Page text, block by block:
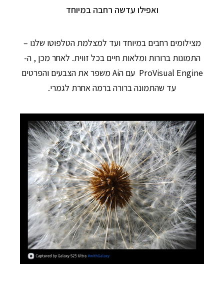
ואפילו עדשה רחבה במיוחד
מצילומים רחבים במיוחד ועד למצלמת הטלפוטו שלנו –
התמונות ברורות ומלאות חיים בכל זווית. לאחר מכן , ה-
ProVisual Engine עם הAi משפר את הצבעים והפרטים
עד שהתמונה ברורה ברמה אחרת לגמרי.